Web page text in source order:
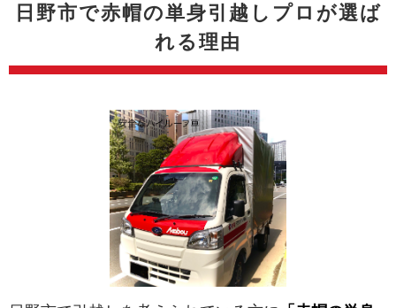
日野市で赤帽の単身引越しプロが選ば
れる理由